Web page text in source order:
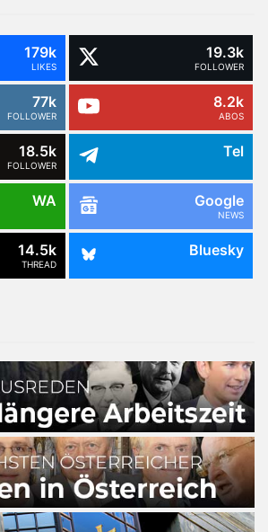
179k
LIKES
19.3k
FOLLOWER
77k
FOLLOWER
8.2k
ABOS
18.5k
FOLLOWER
Tel
WA Google
NEWS
14.5k
THREAD
Bluesky